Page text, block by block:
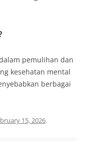
pemulihan dan
kesehatan mental
berbagai
15, 2026.